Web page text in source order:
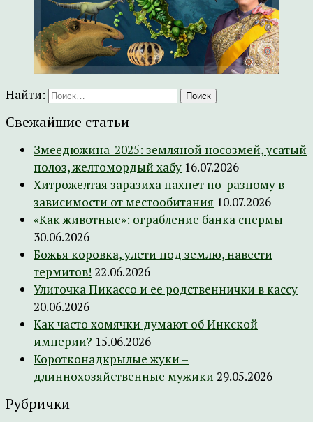
Найти:
Свежайшие статьи
Змеедюжина-2025: земляной носозмей, усатый
полоз, желтомордый хабу 16.07.2026
Хитрожелтая заразиха пахнет по-разному в
зависимости от местообитания 10.07.2026
«Как животные»: ограбление банка спермы
30.06.2026
Божья коровка, улети под землю, навести
термитов! 22.06.2026
Улиточка Пикассо и ее родственнички в кассу
20.06.2026
Как часто хомячки думают об Инкской
империи? 15.06.2026
Коротконадкрылые жуки –
длиннохозяйственные мужики 29.05.2026
Рубрички